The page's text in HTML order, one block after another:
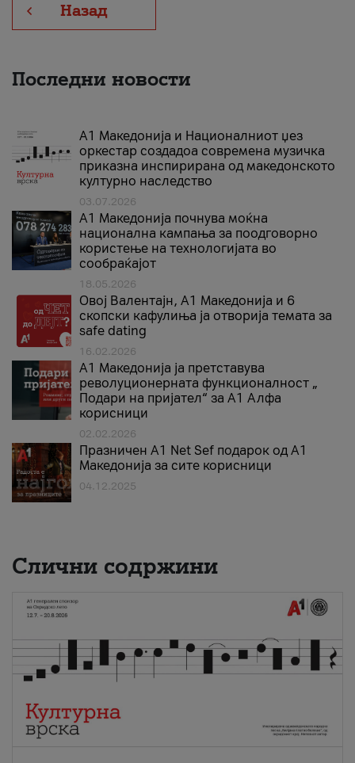
Назад
Последни новости
А1 Македонија и Националниот џез
оркестар создадоа современа музичка
приказна инспирирана од македонското
културно наследство
03.07.2026
A1 Македонија почнува моќна
национална кампања за поодговорно
користење на технологијата во
сообраќајот
18.05.2026
Овој Валентајн, A1 Македонија и 6
скопски кафулиња ја отворија темата за
safe dating
16.02.2026
А1 Македонија ја претставува
револуционерната функционалност „
Подари на пријател“ за А1 Алфа
корисници
02.02.2026
Празничен A1 Net Sеf подарок од А1
Македонија за сите корисници
04.12.2025
Слични содржини